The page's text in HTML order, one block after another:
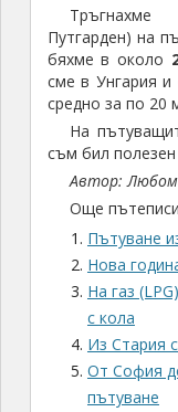
Путгарден) на
бяхме в около
сме в Унгария
средно за по 20
На
съм бил
Автор:
Още
Пътуване
Нова
На газ
с кола
Из Стария
От София
пътуване